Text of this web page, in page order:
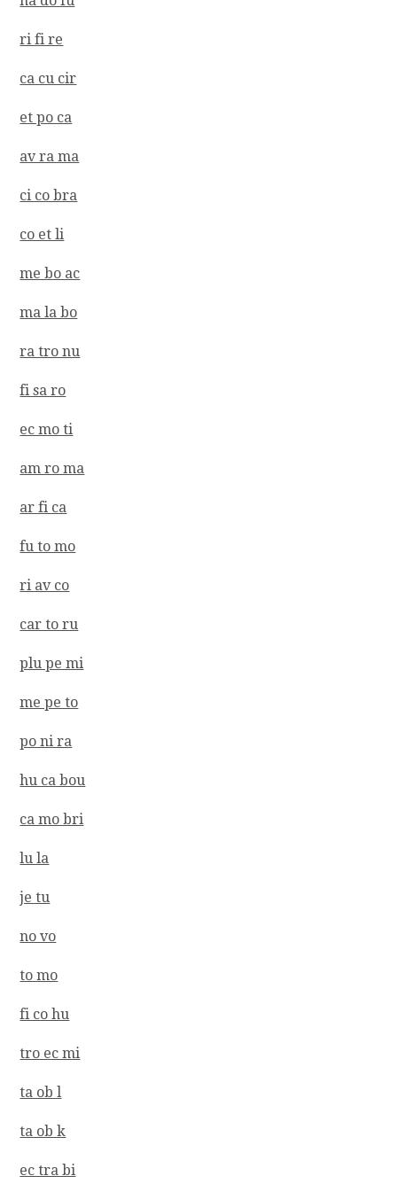
ri fi re
ca cu cir
et po ca
av ra ma
ci co bra
co et li
me bo ac
ma la bo
ra tro nu
fi sa ro
ec mo ti
am ro ma
ar fi ca
fu to mo
ri av co
car to ru
plu pe mi
me pe to
po ni ra
hu ca bou
ca mo bri
lu la
je tu
no vo
to mo
fi co hu
tro ec mi
ta ob l
ta ob k
ec tra bi